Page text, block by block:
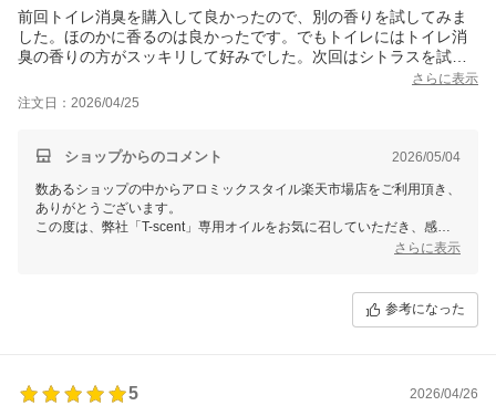
しまいます。
別途ご連絡させていただきますので、ご確認いただけますと幸いです。
また、不具合につきましては、お問い合わせフォームにて承っておりま
レビューにてご投稿頂いた場合はご対応に遅れが生じてしまう場合もご
前回トイレ消臭を購入して良かったので、別の香りを試してみま
した。ほのかに香るのは良かったです。でもトイレにはトイレ消
臭の香りの方がスッキリして好みでした。次回はシトラスを試し
さらに表示
注文日：2026/04/25
ショップからのコメント 2026/05/04
数あるショップの中からアロミックスタイル楽天市場店をご利用頂き、
ありがとうございます。
この度は、弊社「T-scent」専用オイルをお気に召していただき、感謝
じます。トイレ消臭の方がお好みだったとのこと申し訳ございません。
香りにつきましてはサンプルのご用意がなくお試しいただくことができ
す。お試しいただければと存じます。
さらに表示
参考になった
5
2026/04/26